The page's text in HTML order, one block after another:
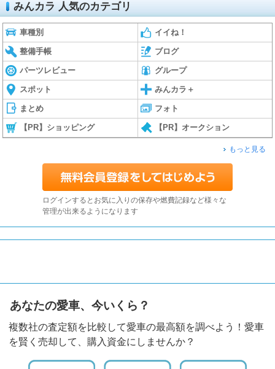
みんカラ 人気のカテゴリ
車種別 イイね！
整備手帳 ブログ
パーツレビュー グループ
スポット みんカラ＋
まとめ フォト
【PR】ショッピング 【PR】オークション
もっと見る
ログインするとお気に入りの保存や燃費記録など様々な
管理が出来るようになります
あなたの愛車、今いくら？
複数社の査定額を比較して愛車の最高額を調べよう！愛車
を賢く売却して、購入資金にしませんか？